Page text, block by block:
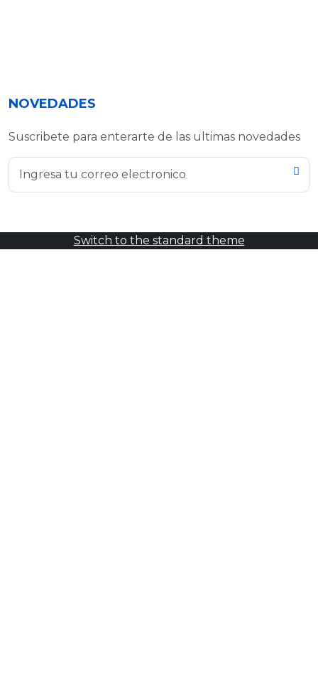
NOVEDADES
Suscribete para enterarte de las ultimas novedades
Switch to the standard theme